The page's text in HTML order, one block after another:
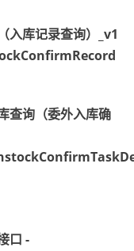
入库记录查询）_v1
查询（委外入库确
口 -